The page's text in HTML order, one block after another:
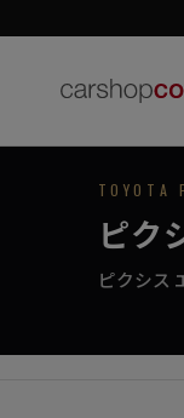
専
小さな
TOYOTA
ピク
ピクシス